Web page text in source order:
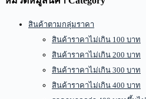
สินค้าตามกลุ่มราคา
สินค้าราคาไม่เกิน 100 บาท
สินค้าราคาไม่เกิน 200 บาท
สินค้าราคาไม่เกิน 300 บาท
สินค้าราคาไม่เกิน 400 บาท